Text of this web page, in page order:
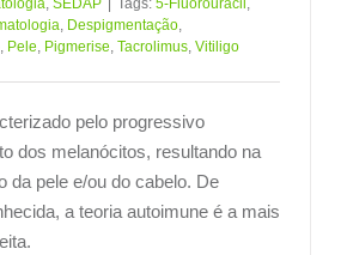
Despigmentação
Pele Pigmerise Tacrolimus Vitiligo
pelo progressivo
dos melanócitos, resultando na
da pele e/ou do cabelo. De
a teoria autoimune é a mais